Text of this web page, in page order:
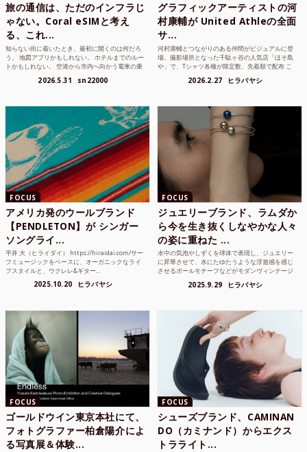
旅の通信は、ただのインフラじ
ゃない。Coral eSIMと考え
る、これ...
知らない街に着いたとき、最初に開くのは何だろ
う。 地図アプリかもしれない。 ホテルまでのルー
トかもしれない。 空港から市内へ向かう電車の乗
2026.5.31 sn22000
グラフィックアーティストの河
村康輔が United Athleの全面
サ...
河村康輔とつながりのある仲間がビジュアルに登
場。撮影場所となった千駄ヶ谷の人気店「ほそ島
や」で、Tシャツ各種が限定数、先着順で配布 こ
2026.2.27 ヒラバヤシ
FOCUS
アメリカ発のウールブランド
【PENDLETON】が シンガー
ソングライ...
平井 大（ヒライダイ） https://hiraidai.com/サー
フミュージックをベースに、オーガニックなライ
フスタイルと、ウクレレ&ギター...
2025.10.20 ヒラバヤシ
FOCUS
ジュエリーブランド、ラムダか
ら今を生き抜くしなやかな人々
の姿に重ねた ...
水中の気泡やしずくを球体で表現し、ジュエリー
に昇華させて、水にたゆたうような浮遊感を感じ
させるボールモチーフなどがモダンヴィンテージ
2025.9.29 ヒラバヤシ
FOCUS
ゴールドウイン東京本社にて、
フォトグラファー柏倉陽介によ
る写真展＆体験...
FOCUS
シューズブランド、CAMINAN
DO（カミナンド）からエクス
トラライト...